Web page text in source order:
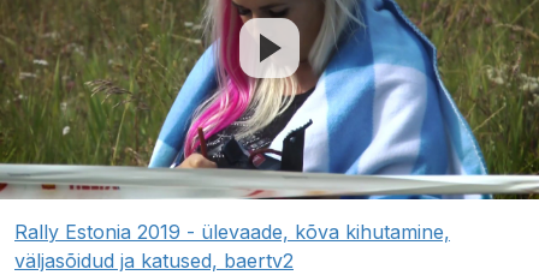
Rally Estonia 2019 - ülevaade, kõva kihutamine,
väljasõidud ja katused, baertv2